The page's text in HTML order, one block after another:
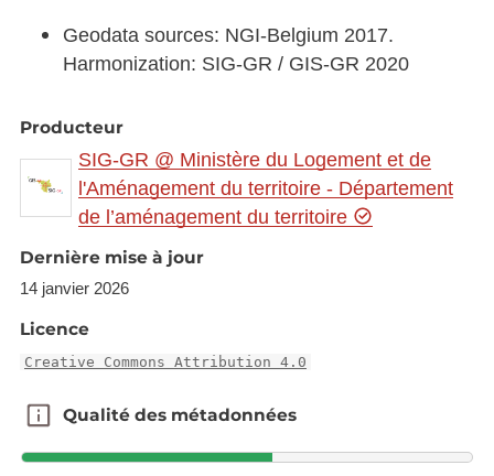
Geodata sources: NGI-Belgium 2017.
Harmonization: SIG-GR / GIS-GR 2020
Producteur
SIG-GR @ Ministère du Logement et de
l'Aménagement du territoire - Département
de l’aménagement du territoire
Dernière mise à jour
14 janvier 2026
Licence
Creative Commons Attribution 4.0
Qualité des métadonnées
Qualité des métadonnées